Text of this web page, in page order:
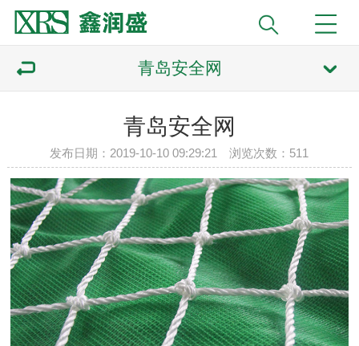
青岛安全网
青岛安全网
发布日期：2019-10-10 09:29:21 浏览次数： 511